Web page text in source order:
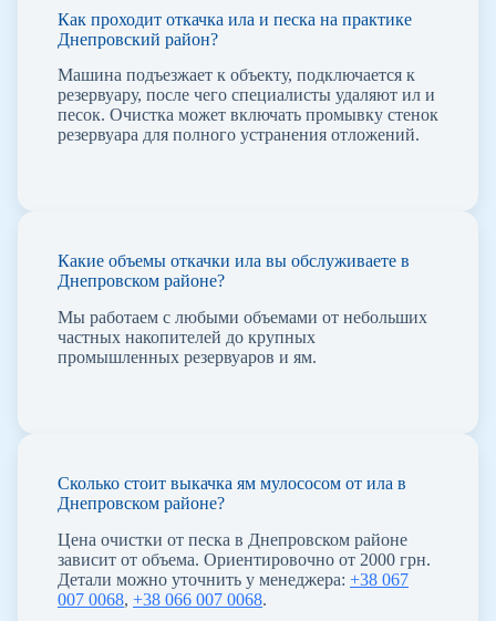
Как проходит откачка ила и песка на практике
Днепровский район?
Машина подъезжает к объекту, подключается к
резервуару, после чего специалисты удаляют ил и
песок. Очистка может включать промывку стенок
резервуара для полного устранения отложений.
Какие объемы откачки ила вы обслуживаете в
Днепровском районе?
Мы работаем с любыми объемами от небольших
частных накопителей до крупных
промышленных резервуаров и ям.
Сколько стоит выкачка ям мулососом от ила в
Днепровском районе?
Цена очистки от песка в Днепровском районе
зависит от объема. Ориентировочно от 2000 грн.
Детали можно уточнить у менеджера: +38 067
007 0068, +38 066 007 0068.